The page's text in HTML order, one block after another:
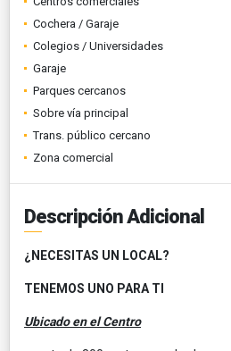
Cochera / Garaje
Colegios / Universidades
Garaje
Parques cercanos
Sobre vía principal
Trans. público cercano
Zona comercial
Descripción Adicional
¿NECESITAS UN LOCAL?
TENEMOS UNO PARA TI
Ubicado en el Centro